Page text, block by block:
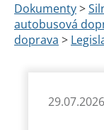
Dokumenty>
autobusová
doprava >